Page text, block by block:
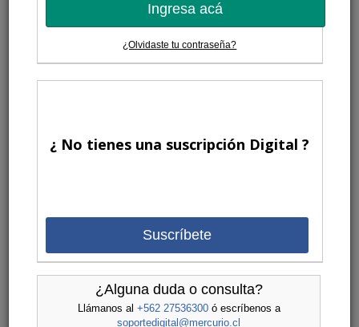
Ingresa acá
¿Olvidaste tu contraseña?
¿ No tienes una suscripción Digital ?
Suscríbete
¿Alguna duda o consulta?
Llámanos al +562 27536300ó escríbenos a
soportedigital@mercurio.cl